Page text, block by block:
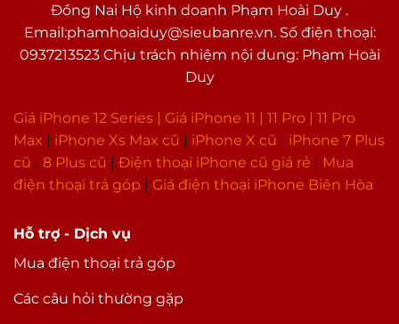
Hỗ trợ - Dịch vụ
Mua điện thoại trả góp
Các câu hỏi thường gặp
Đồng Nai Hộ kinh doanh Phạm Hoài Duy .
Email:phamhoaiduy@sieubanre.vn. Số điện thoại:
0937213523 Chịu trách nhiệm nội dung: Phạm Hoài
Duy
Giá iPhone 12 Series | Giá iPhone 11 | 11 Pro | 11 Pro
Max | iPhone Xs Max cũ | iPhone X cũ | iPhone 7 Plus
cũ | 8 Plus cũ | Điện thoại iPhone cũ giá rẻ | Mua
điện thoại trả góp | Giá điện thoại iPhone Biên Hòa